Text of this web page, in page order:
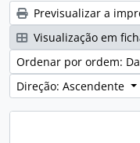
Previsualizar a
Visualização em
Ordenar por ordem:
Direção: Ascendente